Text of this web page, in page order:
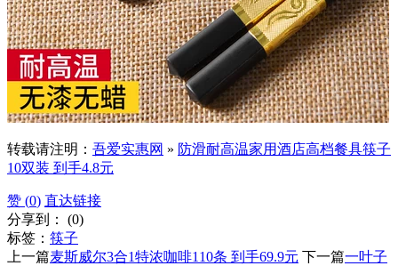
转载请注明： 吾爱实惠网 » 防滑耐高温家用酒店高档餐具筷子
10双装 到手4.8元
赞 (0) 直达链接
分享到： (0)
标签： 筷子
上一篇麦斯威尔3合1特浓咖啡110条 到手69.9元 下一篇一叶子